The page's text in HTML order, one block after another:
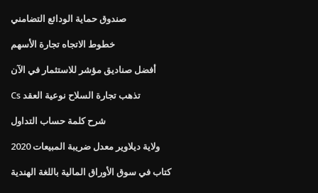
صندوق حماية الودائع التضامني
خطوط الاتجاه تجارة الأسهم
أفضل صناديق مؤشر للاستثمار في الآن
Cs تذهب تجارة السلاح نوعية العقد
شرح كلمة حساب التداول
ولاية ديلاوير معدل ضريبة المبيعات 2020
كتاب في سوق الأوراق المالية باللغة الهندية